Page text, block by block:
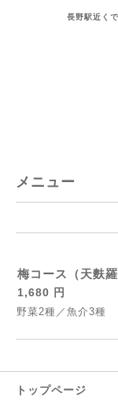
長野駅近く
メニュー
梅コース（天麩羅
1,680 円
野菜2種／魚介3種
トップページ